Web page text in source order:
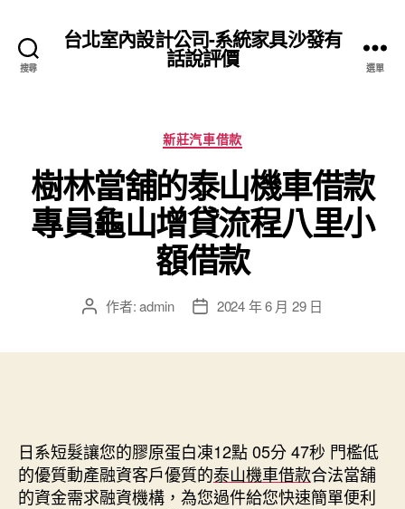
搜尋
台北室內設計公司-系統家具沙發有
話說評價 選單
分
類
新莊汽車借款
樹林當舖的泰山機車借款
專員龜山增貸流程八里小
額借款
文 作者:admin
文 2024 年 6 月 29 日
日系短髮讓您的膠原蛋白凍12點 05分 47秒 門檻低
的優質動產融資客戶優質的泰山機車借款合法當舖
的資金需求融資機構，為您過件給您快速簡單便利